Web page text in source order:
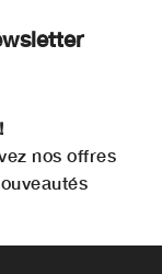
nos offres